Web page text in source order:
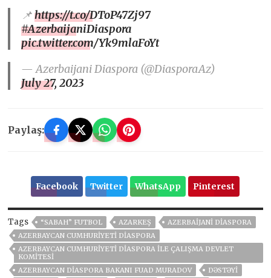
📌https://t.co/DToP47Zj97
#AzerbaijaniDiaspora
pic.twitter.com/Yk9mlaFoYt
— Azerbaijani Diaspora (@DiasporaAz)
July 27, 2023
Paylaş:
Facebook Twitter WhatsApp Pinterest
Tags “SABAH” FUTBOL AZARKEŞ
AZERBAIJANI DIASPORA
AZERBAYCAN CUMHURIYETI DIASPORA
AZERBAYCAN CUMHURIYETI DIASPORA ILE ÇALIŞMA DEVLET
KOMITESI
AZERBAYCAN DIASPORA BAKANI FUAD MURADOV
DƏSTƏYI